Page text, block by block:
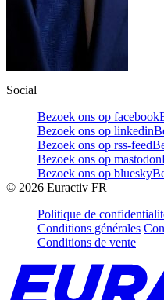
Social
Bezoek ons op facebook
Bezoek ons op linkedin
Bezoek ons op rss-feed
Bezoek ons op mastodon
Bezoek ons op bluesky
© 2026 Euractiv FR
Politique de
Conditions générales
Conditions de vente